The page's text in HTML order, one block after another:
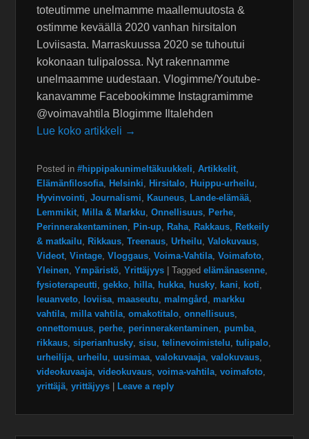
toteutimme unelmamme maallemuutosta &
ostimme keväällä 2020 vanhan hirsitalon
Loviisasta. Marraskuussa 2020 se tuhoutui
kokonaan tulipalossa. Nyt rakennamme
unelmaamme uudestaan. Vlogimme/Youtube-
kanavamme Facebookimme Instagramimme
@voimavahtila Blogimme Iltalehden
Lue koko artikkeli →
Posted in #hippipakunimeltäkuukkeli,Artikkelit,
Elämänfilosofia, Helsinki, Hirsitalo, Huippu-urheilu,
Hyvinvointi,Journalismi, Kauneus, Lande-elämää,
Lemmikit, Milla & Markku,Onnellisuus, Perhe,
Perinnerakentaminen, Pin-up, Raha, Rakkaus, Retkeily
& matkailu, Rikkaus,Treenaus,Urheilu,Valokuvaus,
Videot,Vintage,Vloggaus,Voima-Vahtila,Voimafoto,
Yleinen,Ympäristö,Yrittäjyys |Tagged elämänasenne,
fysioterapeutti,gekko, hilla, hukka, husky, kani, koti,
leuanveto, loviisa, maaseutu, malmgård , markku
vahtila, milla vahtila,omakotitalo,onnellisuus,
onnettomuus, perhe, perinnerakentaminen, pumba,
rikkaus,siperianhusky,sisu,telinevoimistelu,tulipalo,
urheilija,urheilu,uusimaa,valokuvaaja,valokuvaus,
videokuvaaja,videokuvaus,voima-vahtila,voimafoto,
yrittäjä,yrittäjyys Leave a reply